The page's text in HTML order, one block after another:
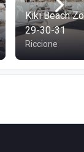
a piedi o
posizione
facilmente
che
Kiki Beach
29-30-31
Riccione